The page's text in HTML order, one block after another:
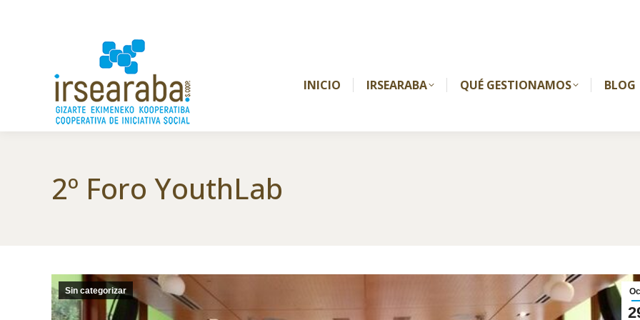
INICIO IRSEARABA QUÉ GESTIONAMOS BLOG
2º Foro YouthLab
Sin categorizar